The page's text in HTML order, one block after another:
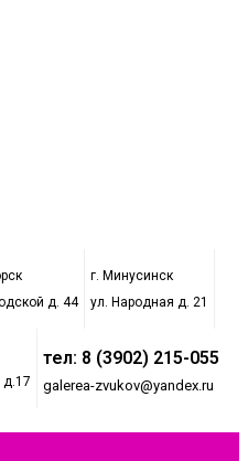
д. 44
г. Минусинск
ул. Народная д. 21
д.17
тел: 8 (3902) 215-055
galerea-zvukov@yandex.ru